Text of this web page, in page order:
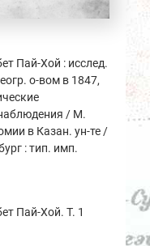
Пай-Хой : исслед.
о-вом в 1847,
/ М.
в Казан. ун-те /
: тип. имп.
Пай-Хой. Т. 1